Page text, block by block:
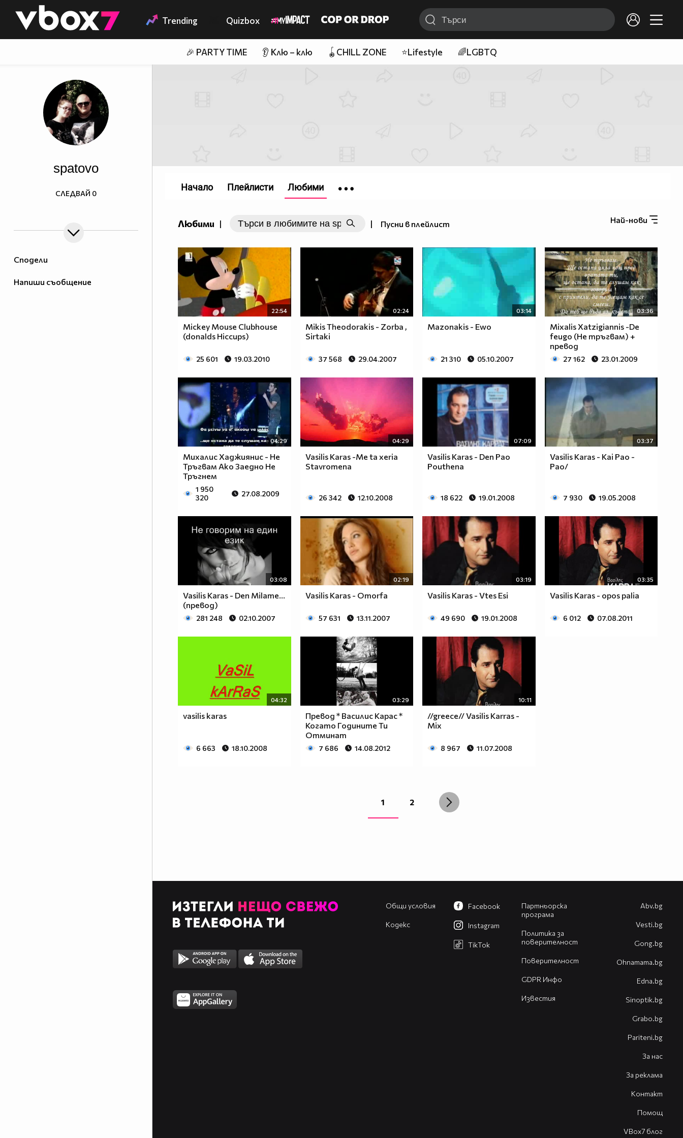
👾 Trending Quizbox
🎉 PARTY TIME 👂 Клю – клю 🪀CHILL ZONE ⭐Lifestyle 🌈LGBTQ
Сподели
Напиши съобщение
spatovo
СЛЕДВАЙ 0
Любими | | Пусни в плейлист Най-нови
22:54
Mickey Mouse Clubhouse
(donalds Hiccups)
25 601 19.03.2010
02:24
Mikis Theodorakis - Zorba ,
Sirtaki
37 568 29.04.2007
03:14
Mazonakis - Ewo
21 310 05.10.2007
03:36
Mixalis Xatzigiannis -De
feugo (Не тръгвам) +
превод
27 162 23.01.2009
04:29
Михалис Хаджиянис - Не
Тръгвам Ако Заедно Не
Тръгнем
1 950
320
27.08.2009
04:29
Vasilis Karas -Me ta xeria
Stavromena
26 342 12.10.2008
07:09
Vasilis Karas - Den Pao
Pouthena
18 622 19.01.2008
03:37
Vasilis Karas - Kai Pao -
Pao/
7 930 19.05.2008
03:08
Vasilis Karas - Den Milame...
(превод)
281 248 02.10.2007
02:19
Vasilis Karas - Omorfa
57 631 13.11.2007
03:19
Vasilis Karas - Vtes Esi
49 690 19.01.2008
03:35
Vasilis Karas - opos palia
6 012 07.08.2011
04:32
vasilis karas
6 663 18.10.2008
03:29
Превод * Василис Карас *
Когато Годините Ти
Отминат
7 686 14.08.2012
10:11
//greece// Vasilis Karras -
Mix
8 967 11.07.2008
1 2
Начало Плейлисти Любими
Общи условия
Кодекс
Партньорска
програма
Политика за
поверителност
Поверителност
GDPR Инфо
Известия
Facebook
Instagram
TikTok
Abv.bg
Vesti.bg
Gong.bg
Оhnamama.bg
Edna.bg
Sinoptik.bg
Grabo.bg
Pariteni.bg
За нас
За реклама
Контакт
Помощ
VBox7 блог